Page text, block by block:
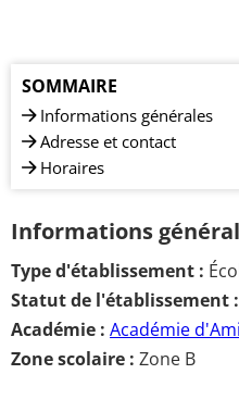
SOMMAIRE
Informations générales
Adresse et contact
Horaires
Informations
Type d'établissement :
Statut de l'établissement :
Académie : Académie
Zone scolaire : Zone B